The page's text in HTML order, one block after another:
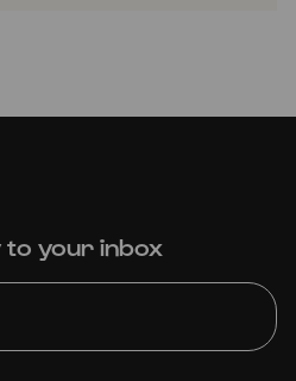
to your inbox